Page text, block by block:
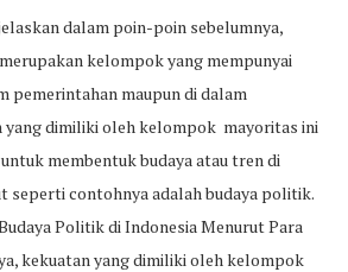
dalam poin-poin sebelumnya,
kelompok yang mempunyai
pemerintahan maupun di dalam
yang dimiliki oleh kelompok mayoritas ini
membentuk budaya atau tren di
seperti contohnya adalah budaya politik.
Politik di Indonesia Menurut Para
kekuatan yang dimiliki oleh kelompok